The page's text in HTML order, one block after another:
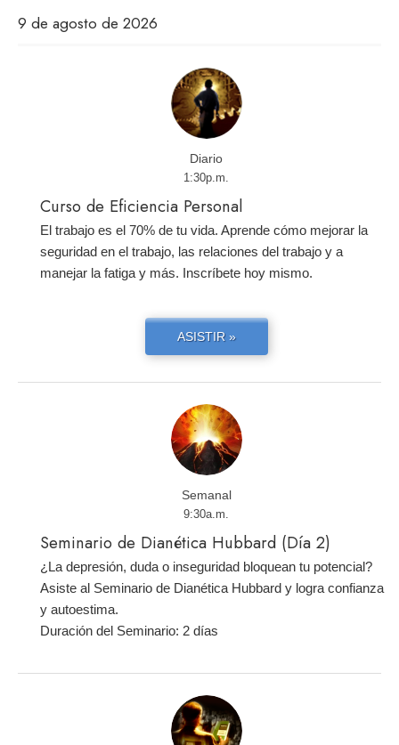
9 de agosto de 2026
Diario
1:30p.m.
Curso de Eficiencia Personal
El trabajo es el 70% de tu vida. Aprende cómo mejorar la
seguridad en el trabajo, las relaciones del trabajo y a
manejar la fatiga y más. Inscríbete hoy mismo.
ASISTIR »
Semanal
9:30a.m.
Seminario de Dianética Hubbard (Día 2)
¿La depresión, duda o inseguridad bloquean tu potencial?
Asiste al Seminario de Dianética Hubbard y logra confianza
y autoestima.
Duración del Seminario: 2 días